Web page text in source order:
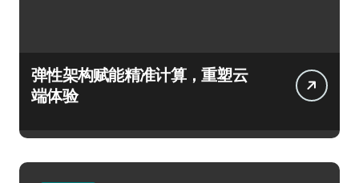
弹性架构赋能精准计算，重塑云
端体验